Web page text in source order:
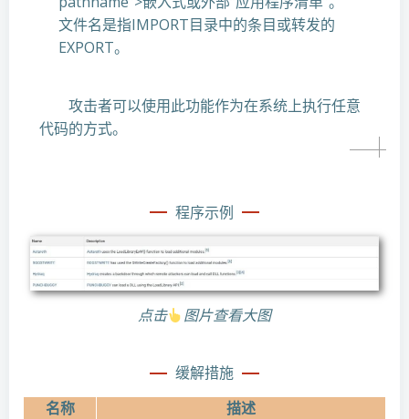
文件名是指IMPORT目录中的条目或转发的
EXPORT。
攻击者可以使用此功能作为在系统上执行任意
代码的方式。
程序示例
点击 图片查看大图
缓解措施
名称
描述